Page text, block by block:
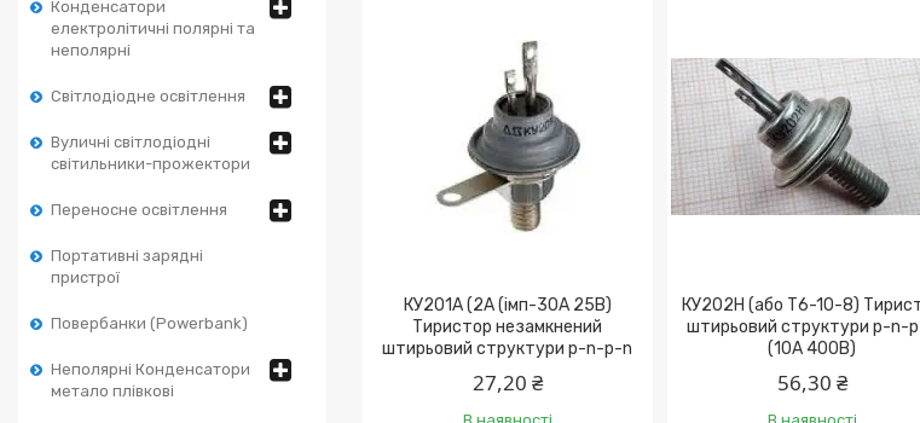
Конденсатори
електролітичні полярні та
неполярні
Світлодіодне освітлення
Вуличні світлодіодні
світильники-прожектори
Переносне освітлення
Портативні зарядні
пристрої
Повербанки (Powerbank)
Неполярні Конденсатори
метало плівкові
КУ201А (2А (імп-30А 25В)
Тиристор незамкнений
штирьовий структури p-n-p-n
27,20 ₴
КУ202Н (або Т6-10-8)
штирьовий структури p-n-
(10А 400В)
56,30 ₴